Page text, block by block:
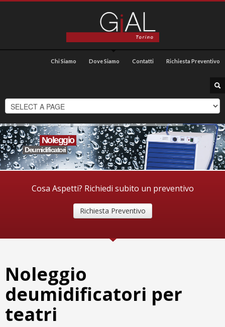
Chi Siamo Dove Siamo Contatti Richiesta Preventivo
Noleggio
Deumidificatori
Cosa Aspetti? Richiedi subito un preventivo
Richiesta Preventivo
Noleggio
deumidificatori per
teatri